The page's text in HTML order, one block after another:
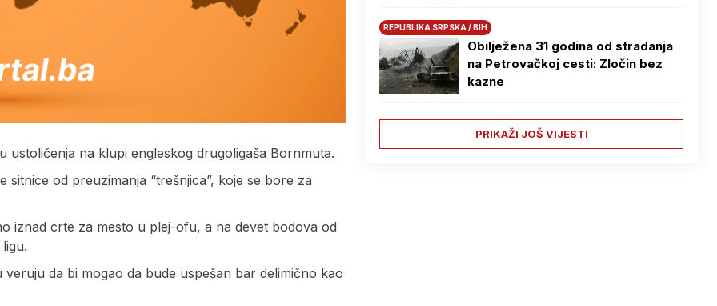
ustoličenja na klupi engleskog drugoligaša Bornmuta.
sitnice od preuzimanja “trešnjica”, koje se bore za
iznad crte za mesto u plej-ofu, a na devet bodova od
da bi mogao da bude uspešan bar delimično kao
REPUBLIKA SRPSKA / BIH
Obilježena 31 godina od stradanja
na Petrovačkoj cesti: Zločin bez
kazne
PRIKAŽI JOŠ VIJESTI